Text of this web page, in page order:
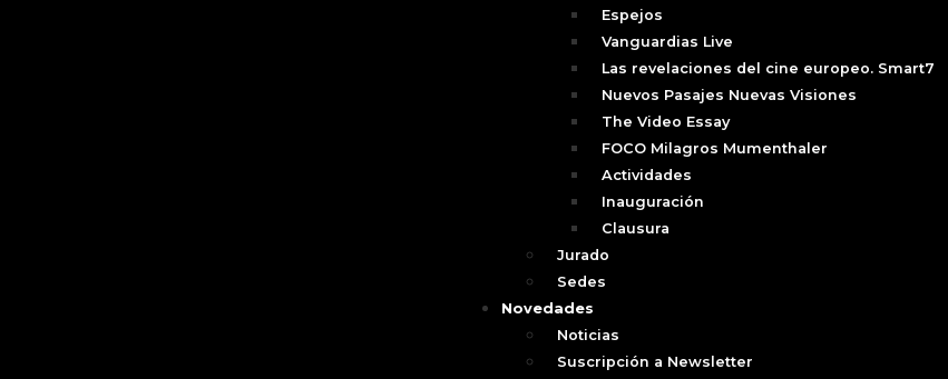
Espejos
Vanguardias Live
Las revelaciones del cine europeo. Smart7
Nuevos Pasajes Nuevas Visiones
The Video Essay
FOCO Milagros Mumenthaler
Actividades
Inauguración
Clausura
Jurado
Sedes
Novedades
Noticias
Suscripción a Newsletter